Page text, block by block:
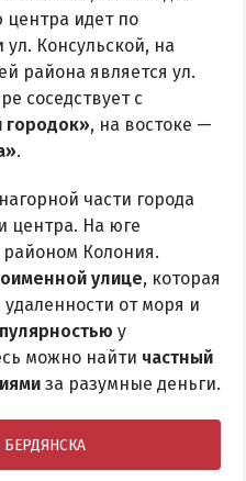
идет по
Консульской, на
района является ул.
соседствует с
, на востоке —
.
части города
центра. На юге
районом Колония.
улице, которая
от моря и
у
можно найти частный
за разумные деньги.